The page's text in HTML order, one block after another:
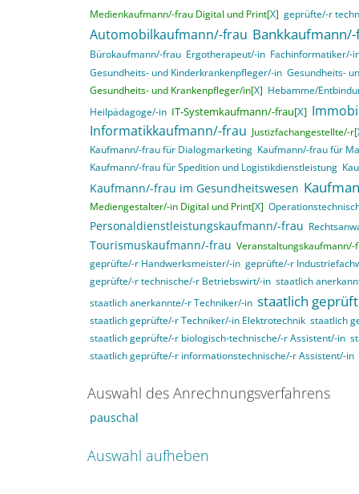
Medienkaufmann/-frau Digital und Print[X] geprüfte/-r
Automobilkaufmann/-frau
Bürokaufmann/-frau Ergotherapeut/-in Fachinformatiker/-
Gesundheits- und Kinderkrankenpfleger/-in Gesundheits-
Gesundheits- und Krankenpfleger/in[X] Hebamme/
Heilpädagoge/-in IT-Systemkaufmann/-frau[X]
Informatikkaufmann/-frau Justizfachangestellte/-r[
Kaufmann/-frau für Dialogmarketing Kaufmann/-frau für
Kaufmann/-frau für Spedition und Logistikdienstleistung
Kaufmann/-frau im Gesundheitswesen
Mediengestalter/-in Digital und Print[X]
Personaldienstleistungskaufmann/-frau
Tourismuskaufmann/-frau Veranstaltungskaufmann/-
geprüfte/-r Handwerksmeister/-in geprüfte/-r
geprüfte/-r technische/-r Betriebswirt/-in staatlich
staatlich anerkannte/-r Techniker/-in staatlich
staatlich geprüfte/-r Techniker/-in Elektrotechnik staatlich
staatlich geprüfte/-r biologisch-technische/-r Assistent/-in
staatlich geprüfte/-r informationstechnische/-r Assistent/-in
Auswahl des Anrechnungsverfahrens
pauschal
Auswahl aufheben